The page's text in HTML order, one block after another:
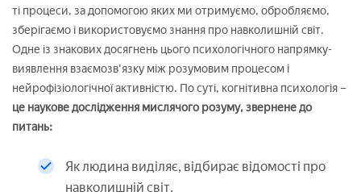
ті процеси, за допомогою яких ми отримуємо, обробляємо,
зберігаємо і використовуємо знання про навколишній світ.
Одне із знакових досягнень цього психологічного напрямку-
виявлення взаємозв'язку між розумовим процесом і
нейрофізіологічної активністю. По суті, когнітивна психологія –
це наукове дослідження мислячого розуму, звернене до
питань:
Як людина виділяє, відбирає відомості про
навколишній світ.